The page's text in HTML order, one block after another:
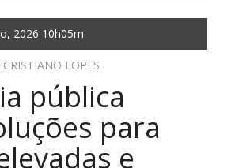
2026 10h05m
LOPES
pública
para
e